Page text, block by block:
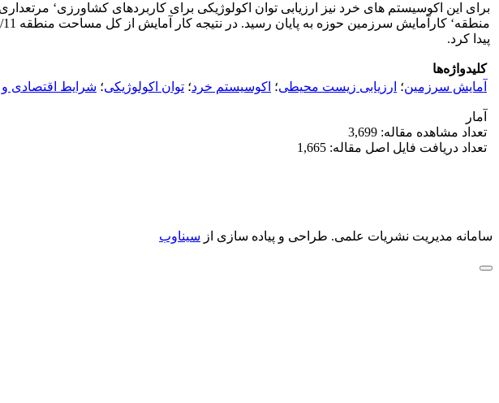
برای این اکوسیستم های خرد نیز ارزیابی توان اکولوژیکی برای کاربردهای کشاورزی‘
پیدا کرد.
کلیدواژه‌ها
آمایش سرزمین؛ ارزیابی زیست محیطی؛ اکوسیستم خرد؛ توان اکولوژیکی؛ شرایط اقتصادی و
آمار
تعداد مشاهده مقاله: 3,699
تعداد دریافت فایل اصل مقاله: 1,665
سامانه مدیریت نشریات علمی. طراحی و پیاده سازی از سیناوب